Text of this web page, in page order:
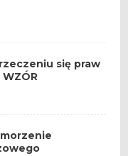
się praw